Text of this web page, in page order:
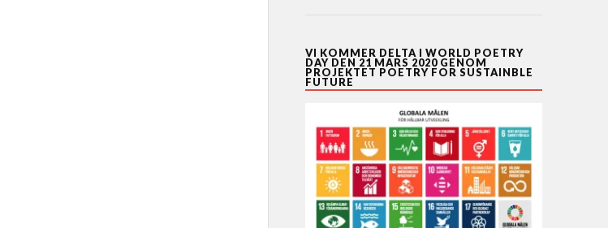
VI KOMMER DELTA I WORLD POETRY
DAY DEN 21 MARS 2020 GENOM
PROJEKTET POETRY FOR SUSTAINBLE
FUTURE